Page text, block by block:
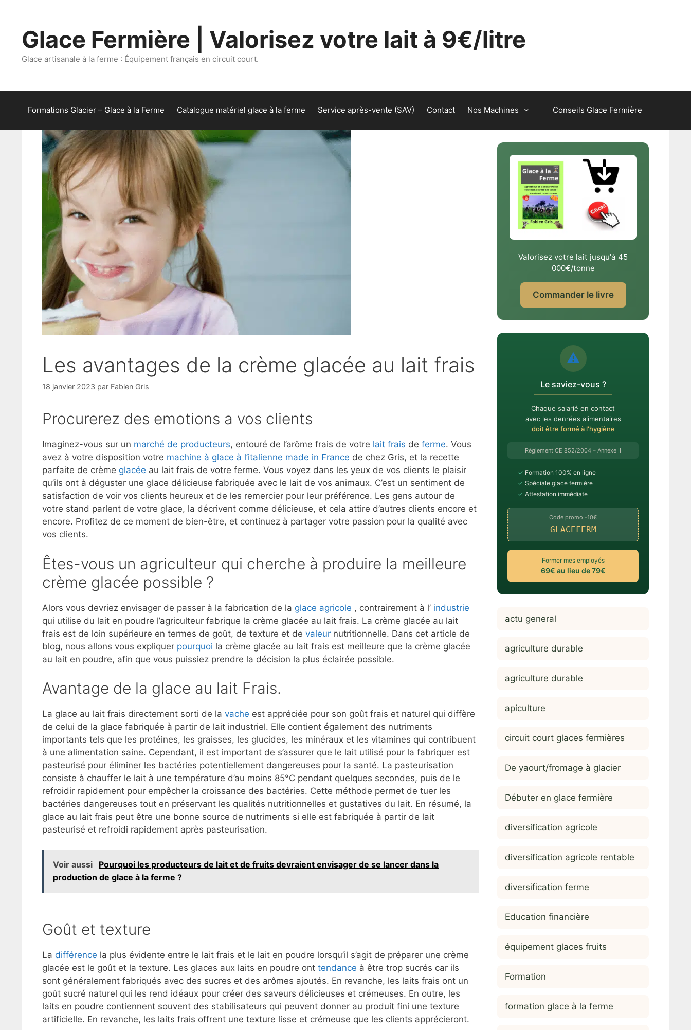
contenuGlace Fermière | Valorisez votre lait à 9€/litre
Glace artisanale à la ferme : Équipement français en circuit court.
Formations Glacier – Glace à la Ferme Catalogue matériel glace à la ferme Service après-vente (SAV) Contact Nos Machines Conseils Glace Fermière
Les avantages de la crème glacée au lait frais
18 janvier 2023 par Fabien Gris
Procurerez des emotions a vos clients
Imaginez-vous sur un marché de producteurs, entouré de l’arôme frais de votre lait frais de ferme. Vous
avez à votre disposition votre machine à glace à l’italienne made in France de chez Gris, et la recette
parfaite de crème glacée au lait frais de votre ferme. Vous voyez dans les yeux de vos clients le plaisir
qu’ils ont à déguster une glace délicieuse fabriquée avec le lait de vos animaux. C’est un sentiment de
satisfaction de voir vos clients heureux et de les remercier pour leur préférence. Les gens autour de
votre stand parlent de votre glace, la décrivent comme délicieuse, et cela attire d’autres clients encore et
encore. Profitez de ce moment de bien-être, et continuez à partager votre passion pour la qualité avec
vos clients.
Êtes-vous un agriculteur qui cherche à produire la meilleure
crème glacée possible ?
Alors vous devriez envisager de passer à la fabrication de la glace agricole , contrairement à l’ industrie
qui utilise du lait en poudre l’agriculteur fabrique la crème glacée au lait frais. La crème glacée au lait
frais est de loin supérieure en termes de goût, de texture et de valeur nutritionnelle. Dans cet article de
blog, nous allons vous expliquer pourquoi la crème glacée au lait frais est meilleure que la crème glacée
au lait en poudre, afin que vous puissiez prendre la décision la plus éclairée possible.
Avantage de la glace au lait Frais.
La glace au lait frais directement sorti de la vache est appréciée pour son goût frais et naturel qui diffère
de celui de la glace fabriquée à partir de lait industriel. Elle contient également des nutriments
importants tels que les protéines, les graisses, les glucides, les minéraux et les vitamines qui contribuent
à une alimentation saine. Cependant, il est important de s’assurer que le lait utilisé pour la fabriquer est
pasteurisé pour éliminer les bactéries potentiellement dangereuses pour la santé. La pasteurisation
consiste à chauffer le lait à une température d’au moins 85°C pendant quelques secondes, puis de le
refroidir rapidement pour empêcher la croissance des bactéries. Cette méthode permet de tuer les
bactéries dangereuses tout en préservant les qualités nutritionnelles et gustatives du lait. En résumé, la
glace au lait frais peut être une bonne source de nutriments si elle est fabriquée à partir de lait
pasteurisé et refroidi rapidement après pasteurisation.
Voir aussi
Pourquoi les producteurs de lait et de fruits devraient envisager de se lancer dans la
production de glace à la ferme ?
Goût et texture
La différence la plus évidente entre le lait frais et le lait en poudre lorsqu’il s’agit de préparer une crème
glacée est le goût et la texture. Les glaces aux laits en poudre ont tendance à être trop sucrés car ils
sont généralement fabriqués avec des sucres et des arômes ajoutés. En revanche, les laits frais ont un
goût sucré naturel qui les rend idéaux pour créer des saveurs délicieuses et crémeuses. En outre, les
laits en poudre contiennent souvent des stabilisateurs qui peuvent donner au produit fini une texture
artificielle. En revanche, les laits frais offrent une texture lisse et crémeuse que les clients apprécieront.
Valorisez votre lait jusqu'à 45
000€/tonne
Commander le livre
⚠️
Le saviez-vous ?
Chaque salarié en contact
avec les denrées alimentaires
doit être formé à l'hygiène
Règlement CE 852/2004 – Annexe II
✓ Formation 100% en ligne
✓ Spéciale glace fermière
✓ Attestation immédiate
Code promo -10€
GLACEFERM
Former mes employés
69€ au lieu de 79€
actu general
agriculture durable
agriculture durable
apiculture
circuit court glaces fermières
De yaourt/fromage à glacier
Débuter en glace fermière
diversification agricole
diversification agricole rentable
diversification ferme
Education financière
équipement glaces fruits
Formation
formation glace à la ferme